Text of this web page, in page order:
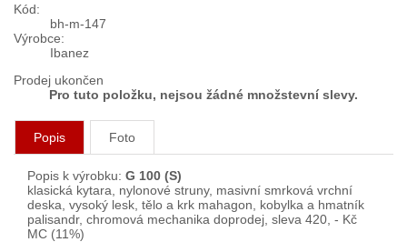
Kód:
bh-m-147
Výrobce:
Ibanez
Prodej ukončen
Pro tuto položku, nejsou žádné množstevní slevy.
Popis Foto
Popis k výrobku: G 100 (S)
klasická kytara, nylonové struny, masivní smrková vrchní
deska, vysoký lesk, tělo a krk mahagon, kobylka a hmatník
palisandr, chromová mechanika doprodej, sleva 420, - Kč
MC (11%)